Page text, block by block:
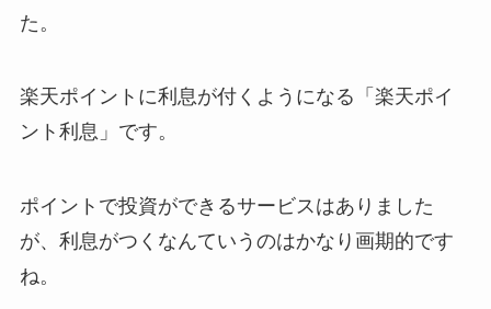
た。
楽天ポイントに利息が付くようになる「 楽天ポイ
ント利息 」です。
ポイントで投資ができるサービスはありました
が、利息がつくなんていうのはかなり画期的です
ね。